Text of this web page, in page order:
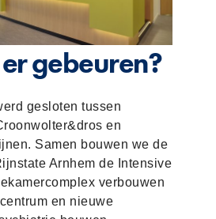
gebeuren?
gesloten tussen
en
Samen bouwen we de
Arnhem de Intensive
verbouwen
en nieuwe